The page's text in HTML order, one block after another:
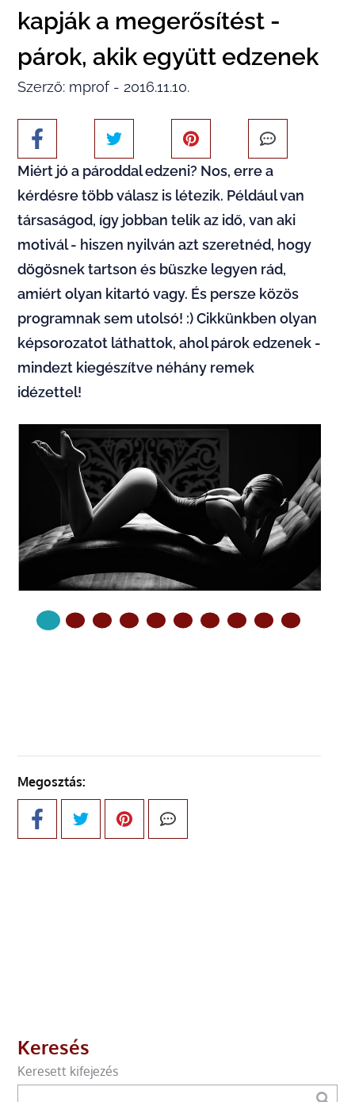
kapják a megerősítést -
párok, akik együtt edzenek
Szerző: mprof - 2016.11.10.
Miért jó a pároddal edzeni? Nos, erre a
kérdésre több válasz is létezik. Például van
társaságod, így jobban telik az idő, van aki
motivál - hiszen nyilván azt szeretnéd, hogy
dögösnek tartson és büszke legyen rád,
amiért olyan kitartó vagy. És persze közös
programnak sem utolsó! :) Cikkünkben olyan
képsorozatot láthattok, ahol párok edzenek -
mindezt kiegészítve néhány remek
idézettel!
Megosztás:
Keresés
Keresett kifejezés